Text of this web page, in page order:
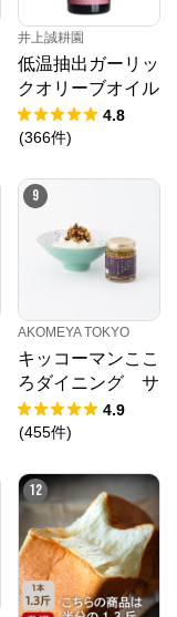
井上誠耕園
低温抽出ガーリッ
クオリーブオイル
64g
4.8
(366件)
9
AKOMEYA TOKYO
キッコーマンここ
ろダイニング サ
クサクしょうゆア
ーモンド ペッパ
4.9
(455件)
12